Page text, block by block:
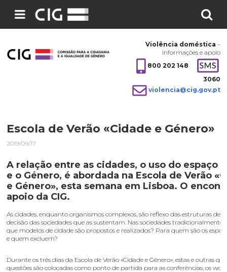
Violência doméstica –
Informações e apoio
800 202 148
3060
violencia@cig.gov.pt
Escola de Verão «Cidade e Género»
2019/09/17
A relação entre as cidades, o uso do espaço
e o Género, é abordada na Escola de Verão
e Género», esta semana em Lisboa. O
apoio da CIG.
As cidades, enquanto organismos complexos, são reflexo das estruturas de
decisão das sociedades que as sustentam. Nas sociedades tradicionalmente
que modelos de cidade são propostos e realizados? Para quem são os
e quem excluem?
Durante os três dias da Escola de Verão «Cidade e Género», estas e outras
questões são colocadas como ponto de partida para as conferências, os
Pesquisar